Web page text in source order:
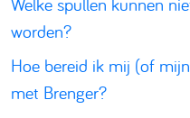
worden?
Hoe bereid ik mij (of
met Brenger?